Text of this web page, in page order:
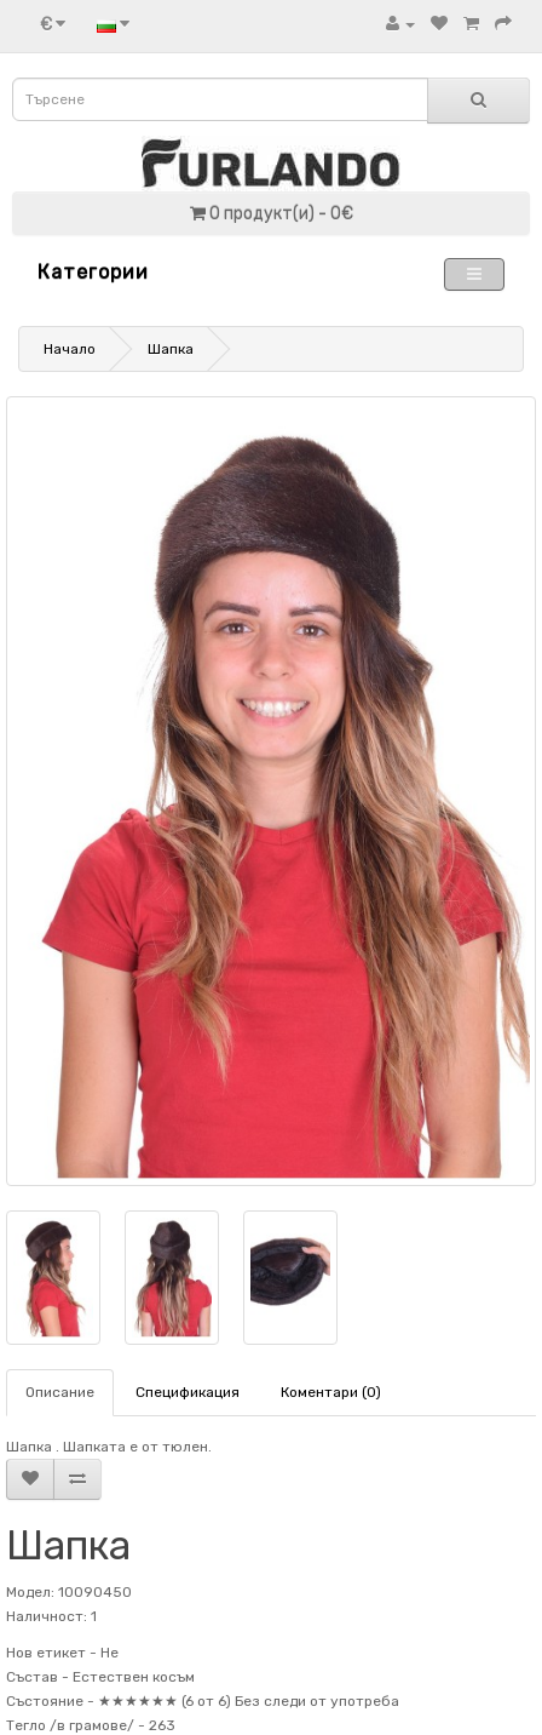
€
0 продукт(и) - 0€
Категории
Начало Шапка
Описание Спецификация Коментари (0)
Шапка . Шапката е от тюлен.
Шапка
Модел: 10090450
Наличност: 1
Нов етикет - Не
Състав - Естествен косъм
Състояние - ★★★★★★ (6 от 6) Без следи от употреба
Тегло /в грамове/ - 263